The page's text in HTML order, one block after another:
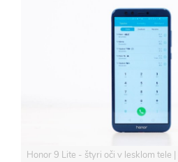
Honor 9 Lite - štyri oči v lesklom tele